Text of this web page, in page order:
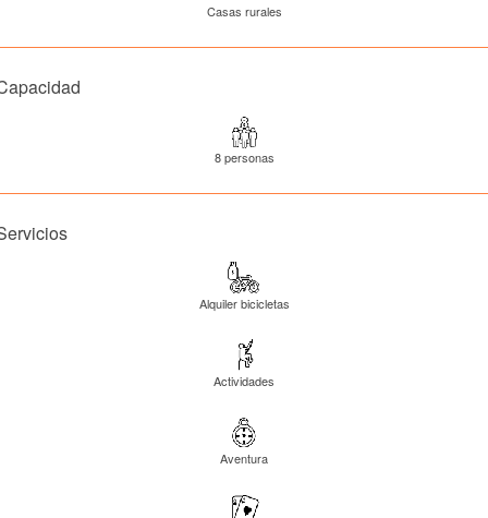
Casas rurales
8 personas
Alquiler bicicletas
Actividades
Aventura